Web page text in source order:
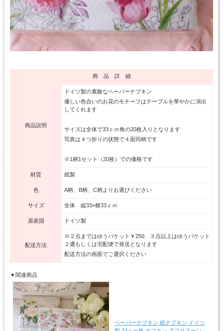
商 品 詳 細
商品説明
ドイツ製の素敵なペーパーナプキン
優しい色合いのお花のモチーフはテーブルを華やかに演出
してくれます
サイズは全体で33ｃｍ角の20枚入りとなります
写真は４つ折りの状態で４面同柄です
※1柄1セット（20枚）での価格です
材質 紙製
色 A柄、B柄、C柄よりお選びください
サイズ 全体 縦33×横33ｃｍ
原産国 ドイツ製
配送方法
※２点まではゆうパケット￥250、３点以上はゆうパケット
２通もしくは宅配便で発送となります
配送方法の画面でご選択ください
▼関連商品
ペーパーナプキン 紙ナプキン ドイツ